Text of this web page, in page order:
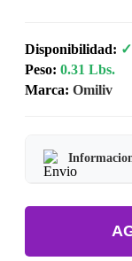
Disponibilidad:
Peso: 0.31 Lbs.
Marca: Omiliv
Tipo de
Tiempo de